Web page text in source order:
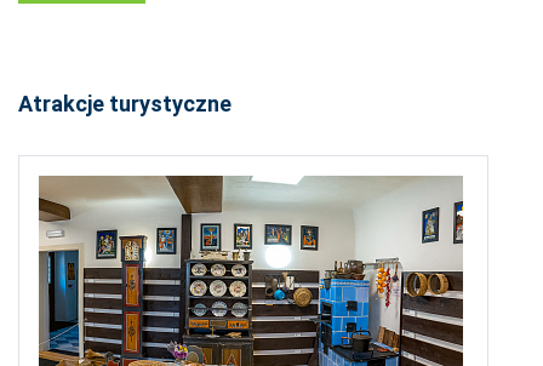
Atrakcje turystyczne